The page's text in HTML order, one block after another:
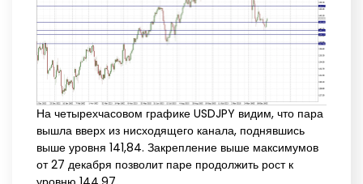
На четырехчасовом графике USDJPY видим, что пара
вышла вверх из нисходящего канала, поднявшись
выше уровня 141,84. Закрепление выше максимумов
от 27 декабря позволит паре продолжить рост к